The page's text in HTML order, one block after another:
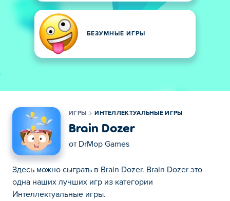
БЕЗУМНЫЕ ИГРЫ
ИГРЫ ИНТЕЛЛЕКТУАЛЬНЫЕ ИГРЫ
Brain Dozer
от DrMop Games
Здесь можно сыграть в Brain Dozer. Brain Dozer это
одна наших лучших игр из категории
Интеллектуальные игры.